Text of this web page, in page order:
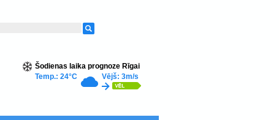
Šodienas laika prognoze Rīgai
Temp.: 24°C
Vējš: 3m/s